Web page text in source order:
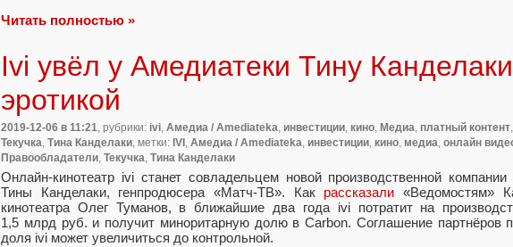
Читать полностью »
Ivi увёл у Амедиатеки Тину
эротикой
2019-12-06 в 11:21 , рубрики: ivi Амедиа / Amediateka инвестиции кино Медиа платный контент
Текучка Тина Канделаки , метки: IVI Амедиа / Amediateka инвестиции кино медиа онлайн
Правообладатели Текучка Тина Канделаки
Онлайн-кинотеатр ivi станет совладельцем новой производственной
Тины Канделаки, генпродюсера «Матч-ТВ». Как рассказали «Ведомостям»
кинотеатра Олег Туманов, в ближайшие два года ivi потратит на
1,5 млрд руб. и получит миноритарную долю в Carbon. Соглашение партнёров
доля ivi может увеличиться до контрольной.